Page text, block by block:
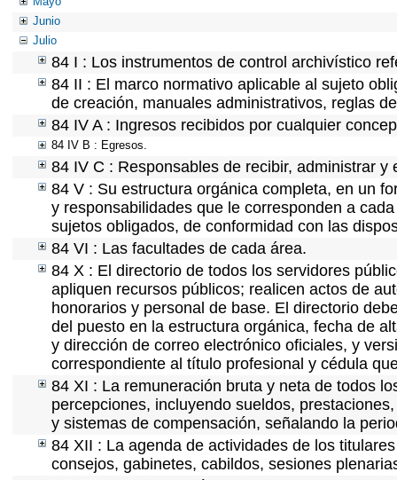
Junio
Julio
84 I : Los instrumentos de control archivístico
84 II : El marco normativo aplicable al sujeto
de creación, manuales administrativos, reglas
84 IV A : Ingresos recibidos por cualquier
84 IV B : Egresos.
84 IV C : Responsables de recibir, administrar y
84 V : Su estructura orgánica completa, en un
y responsabilidades que le corresponden a
sujetos obligados, de conformidad con las
84 VI : Las facultades de cada área.
84 X : El directorio de todos los servidores
apliquen recursos públicos; realicen actos de
honorarios y personal de base. El directorio
del puesto en la estructura orgánica, fecha de
y dirección de correo electrónico oficiales, y
correspondiente al título profesional y cédula
84 XI : La remuneración bruta y neta de todos
percepciones, incluyendo sueldos,
y sistemas de compensación, señalando la
84 XII : La agenda de actividades de los
consejos, gabinetes, cabildos, sesiones